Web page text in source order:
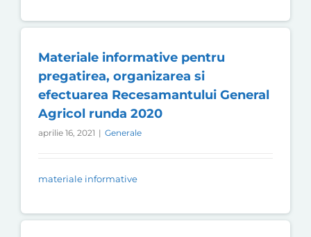
Materiale informative pentru
pregatirea, organizarea si
efectuarea Recesamantului General
Agricol runda 2020
aprilie 16, 2021 | Generale
materiale informative